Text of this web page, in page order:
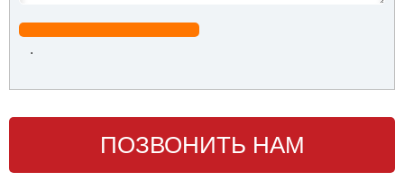
.
ПОЗВОНИТЬ НАМ